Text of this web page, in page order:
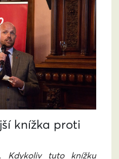
knížka proti
.
Kdykoliv tuto knížku